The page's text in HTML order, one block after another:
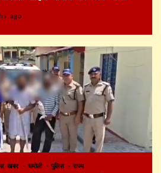
ago
खबर चमोली पुलिस राज्य